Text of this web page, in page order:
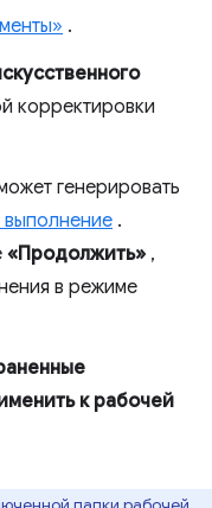
.
корректировки
генерировать
выполнение .
«Продолжить» ,
в режиме
к рабочей